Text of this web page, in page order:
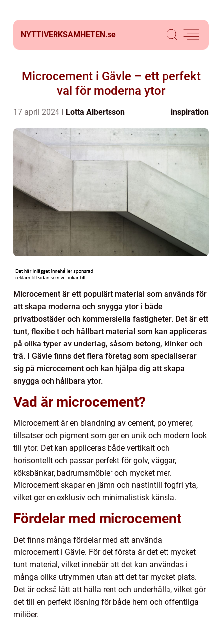
NYTTIVERKSAMHETEN.se
Microcement i Gävle – ett perfekt
val för moderna ytor
17 april 2024 Lotta Albertsson inspiration
Microcement är ett populärt material som används för
att skapa moderna och snygga ytor i både
privatbostäder och kommersiella fastigheter. Det är ett
tunt, flexibelt och hållbart material som kan appliceras
på olika typer av underlag, såsom betong, klinker och
trä. I Gävle finns det flera företag som specialiserar
sig på microcement och kan hjälpa dig att skapa
snygga och hållbara ytor.
Vad är microcement?
Microcement är en blandning av cement, polymerer,
tillsatser och pigment som ger en unik och modern look
till ytor. Det kan appliceras både vertikalt och
horisontellt och passar perfekt för golv, väggar,
köksbänkar, badrumsmöbler och mycket mer.
Microcement skapar en jämn och nastintill fogfri yta,
vilket ger en exklusiv och minimalistisk känsla.
Fördelar med microcement
Det finns många fördelar med att använda
microcement i Gävle. För det första är det ett mycket
tunt material, vilket innebär att det kan användas i
många olika utrymmen utan att det tar mycket plats.
Det är också lätt att hålla rent och underhålla, vilket gör
det till en perfekt lösning för både hem och offentliga
miljöer.